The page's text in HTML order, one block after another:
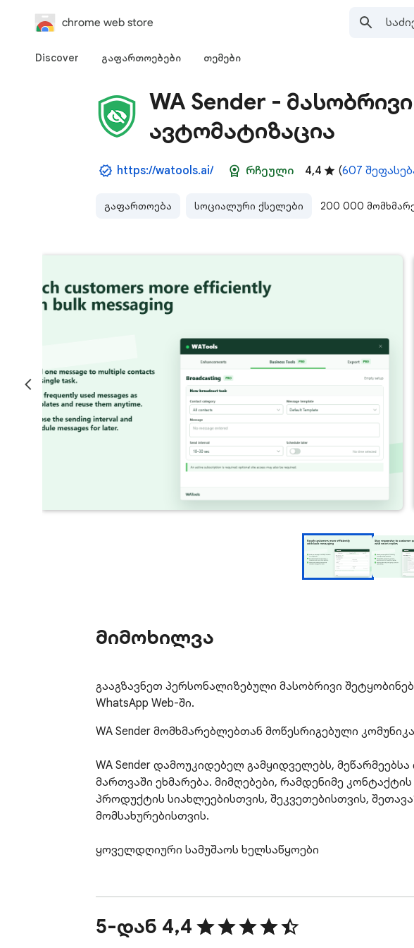
chrome web store
Discover გაფართოებები თემები
WA Sender -
ავტომატიზაცია
https://watools.ai/ რჩეული 4,4 (607
გაფართოება სოციალური ქსელები 200 000
მიმოხილვა
გააგზავნეთ პერსონალიზებული მასობრივი
WhatsApp Web-ში.
WA Sender მომხმარებლებთან მოწესრიგებული
WA Sender დამოუკიდებელ გამყიდველებს,
მართვაში ეხმარება. მიმღებები, რამდენიმე
პროდუქტის სიახლეებისთვის, შეკვეთებისთვის,
მომსახურებისთვის.
ყოველდღიური სამუშაოს ხელსაწყოები
გამოიყენეთ ცალკეული კონტაქტები, ჯგუფები,
საკუთარი სია შეიძლება ჰქონდეს.
5-დან 4,4